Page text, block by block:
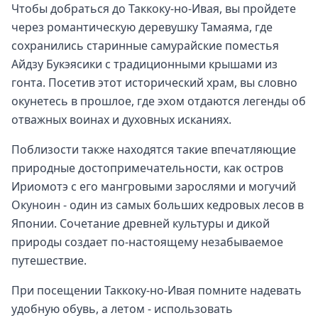
Чтобы добраться до Таккоку-но-Ивая, вы пройдете
через романтическую деревушку Тамаяма, где
сохранились старинные самурайские поместья
Айдзу Букэясики с традиционными крышами из
гонта. Посетив этот исторический храм, вы словно
окунетесь в прошлое, где эхом отдаются легенды об
отважных воинах и духовных исканиях.
Поблизости также находятся такие впечатляющие
природные достопримечательности, как остров
Ириомотэ с его мангровыми зарослями и могучий
Окуноин - один из самых больших кедровых лесов в
Японии. Сочетание древней культуры и дикой
природы создает по-настоящему незабываемое
путешествие.
При посещении Таккоку-но-Ивая помните надевать
удобную обувь, а летом - использовать